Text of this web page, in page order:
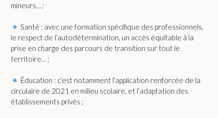
mineurs… ;
Santé : avec une formation spécifique des professionnels,
le respect de l’autodétermination, un accès équitable à la
prise en charge des parcours de transition sur tout le
territoire… ;
Éducation : c’est notamment l’application renforcée de la
circulaire de 2021 en milieu scolaire, et l’adaptation des
établissements privés ;